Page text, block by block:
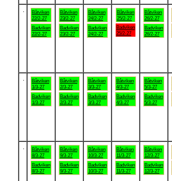
Båtviken
22/2-27
Badviken
22/2-27
Båtviken
23/2-27
Badviken
23/2-27
Båtviken
24/2-27
Badviken
24/2-27
Båtviken
25/2-27
Badviken
25/2-27
Båtviken
26/2-27
Badviken
26/2-27
Båtviken
1/3-27
Badviken
1/3-27
Båtviken
2/3-27
Badviken
2/3-27
Båtviken
3/3-27
Badviken
3/3-27
Båtviken
4/3-27
Badviken
4/3-27
Båtviken
5/3-27
Badviken
5/3-27
Båtviken
8/3-27
Badviken
8/3-27
Båtviken
9/3-27
Badviken
9/3-27
Båtviken
10/3-27
Badviken
10/3-27
Båtviken
11/3-27
Badviken
11/3-27
Båtviken
12/3-27
Badviken
12/3-27